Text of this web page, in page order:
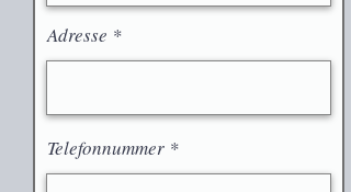
Adresse
Telefonnummer